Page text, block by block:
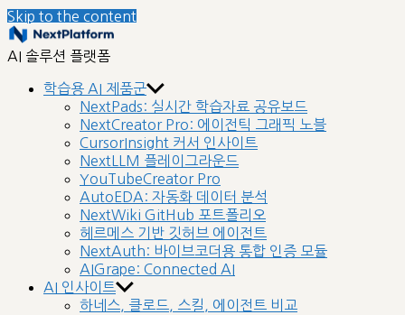
Skip to the content
AI 솔루션 플랫폼
학습용 AI 제품군
NextPads: 실시간 학습자료 공유보드
NextCreator Pro: 에이전틱 그래픽 노블
CursorInsight 커서 인사이트
NextLLM 플레이그라운드
YouTubeCreator Pro
AutoEDA: 자동화 데이터 분석
NextWiki GitHub 포트폴리오
헤르메스 기반 깃허브 에이전트
NextAuth: 바이브코더용 통합 인증 모듈
AIGrape: Connected AI
AI 인사이트
하네스, 클로드, 스킬, 에이전트 비교